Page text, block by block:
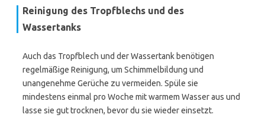
Reinigung des Tropfblechs und des
Wassertanks
Auch das Tropfblech und der Wassertank benötigen
regelmäßige Reinigung, um Schimmelbildung und
unangenehme Gerüche zu vermeiden. Spüle sie
mindestens einmal pro Woche mit warmem Wasser aus und
lasse sie gut trocknen, bevor du sie wieder einsetzt.